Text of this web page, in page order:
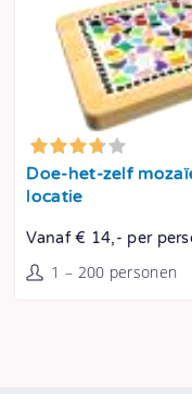
Tonen
Doe-het-zelf
locatie
Vanaf € 14,- per
1 – 200 personen